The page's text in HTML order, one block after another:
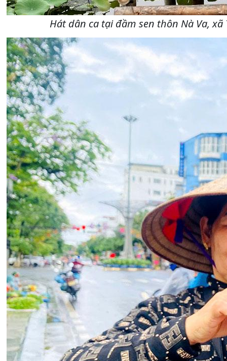
Hát dân ca tại đầm sen thôn Nà Va,